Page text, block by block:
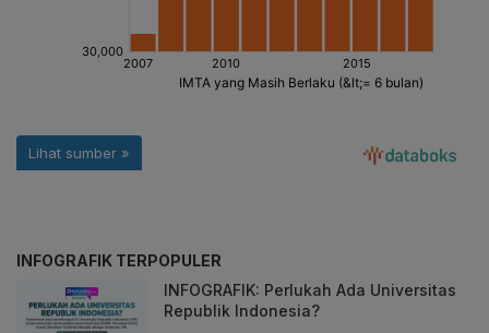
INFOGRAFIK TERPOPULER
INFOGRAFIK: Perlukah Ada Universitas
Republik Indonesia?